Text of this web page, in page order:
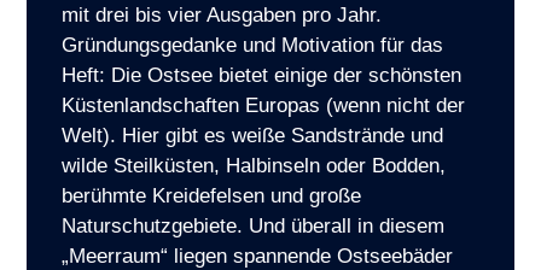
mit drei bis vier Ausgaben pro Jahr.
Gründungsgedanke und Motivation für das
Heft: Die Ostsee bietet einige der schönsten
Küstenlandschaften Europas (wenn nicht der
Welt). Hier gibt es weiße Sandstrände und
wilde Steilküsten, Halbinseln oder Bodden,
berühmte Kreidefelsen und große
Naturschutzgebiete. Und überall in diesem
„Meerraum“ liegen spannende Ostseebäder